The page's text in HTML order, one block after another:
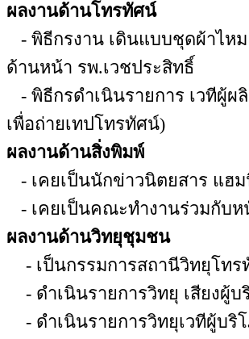
ผลงานด้านโทรทัศน์
- พิธีกรงาน เดินแบบชุดผ้าไห
ด้านหน้า รพ.เวชประสิทธิ์
- พิธีกรดำเนินรายการ เวทีผู้
เพื่อถ่ายเทปโทรทัศน์)
ผลงานด้านสิ่งพิมพ์
- เคยเป็นนักข่าวนิตยสาร แฮ
- เคยเป็นคณะทำงานร่วมกับห
ผลงานด้านวิทยุชุมชน
- เป็นกรรมการสถานีวิทยุโทร
- ดำเนินรายการวิทยุ เสียงผู้บ
- ดำเนินรายการวิทยุเวทีผู้บริ